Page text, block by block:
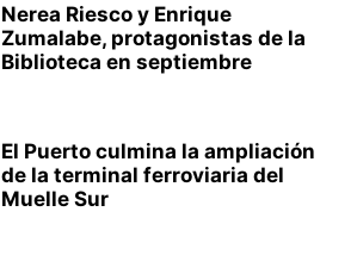
Nerea Riesco y Enrique
Zumalabe, protagonistas de la
Biblioteca en septiembre
El Puerto culmina la ampliación
de la terminal ferroviaria del
Muelle Sur